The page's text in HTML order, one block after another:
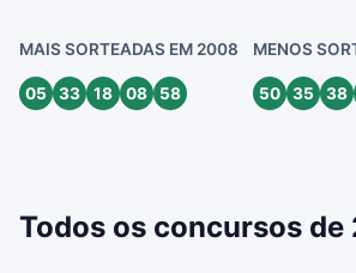
MAIS SORTEADAS EM 2008
05 33 18 08 58
MENOS
50 35 38
Todos os concursos